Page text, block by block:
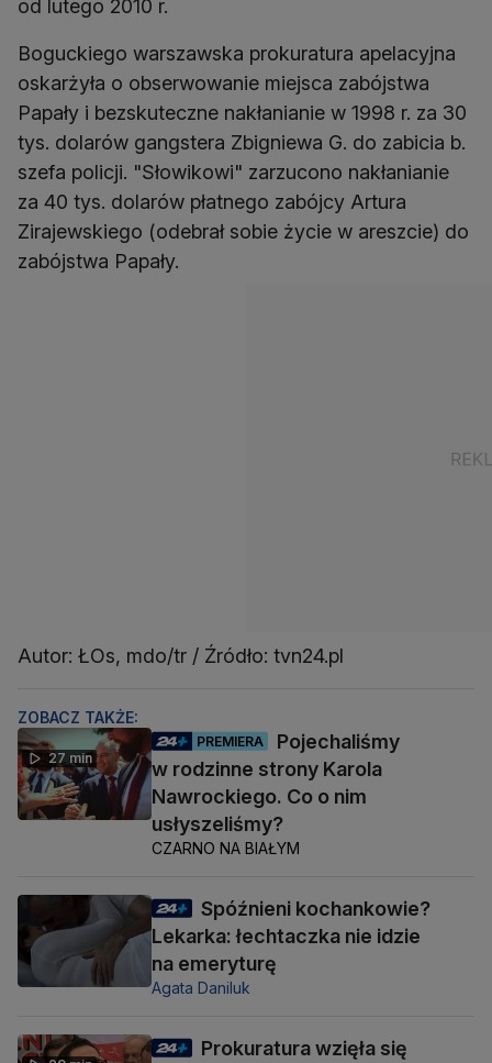
od lutego 2010 r.
Boguckiego warszawska prokuratura apelacyjna
oskarżyła o obserwowanie miejsca zabójstwa
Papały i bezskuteczne nakłanianie w 1998 r. za 30
tys. dolarów gangstera Zbigniewa G. do zabicia b.
szefa policji. "Słowikowi" zarzucono nakłanianie
za 40 tys. dolarów płatnego zabójcy Artura
Zirajewskiego (odebrał sobie życie w areszcie) do
zabójstwa Papały.
Autor: ŁOs, mdo/tr / Źródło: tvn24.pl
ZOBACZ TAKŻE:
27 min
PREMIERA
Pojechaliśmy
w rodzinne strony Karola
Nawrockiego. Co o nim
usłyszeliśmy?
CZARNO NA BIAŁYM
Spóźnieni kochankowie?
Lekarka: łechtaczka nie idzie
na emeryturę
Agata Daniluk
Prokuratura wzięła się